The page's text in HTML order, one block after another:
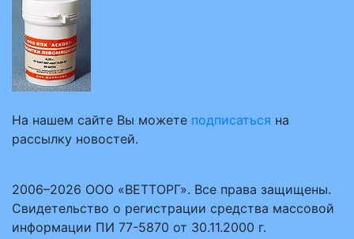
На нашем сайте Вы можете подписаться на
рассылку новостей.
2006–2026 ООО «ВЕТТОРГ». Все права защищены.
Свидетельство о регистрации средства массовой
информации ПИ 77-5870 от 30.11.2000 г.